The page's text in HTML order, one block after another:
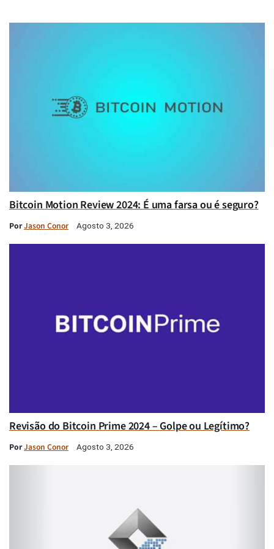
Bitcoin Motion Review 2024: É uma farsa ou é seguro?
PorJason Conor Agosto 3, 2026
Revisão do Bitcoin Prime 2024 – Golpe ou Legítimo?
PorJason Conor Agosto 3, 2026